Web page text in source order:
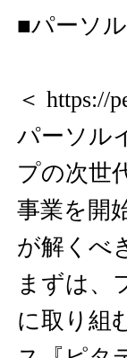
■パーソ
＜ https://
パーソル
プの次世
事業を開
が解くべ
まずは、
に取り組